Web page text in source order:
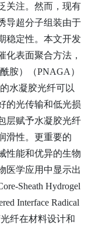
关注。然而，现有
导超分子组装由于
稳定性。本文开发
化表面聚合方法，
胺）（PNAGA）
水凝胶光纤可以
的光传输和低光损
层赋予水凝胶光纤
滑性。更重要的
性能和优异的生物
医学应用中显示出
Sheath Hydrogel
Interface Radical
纤在材料设计和